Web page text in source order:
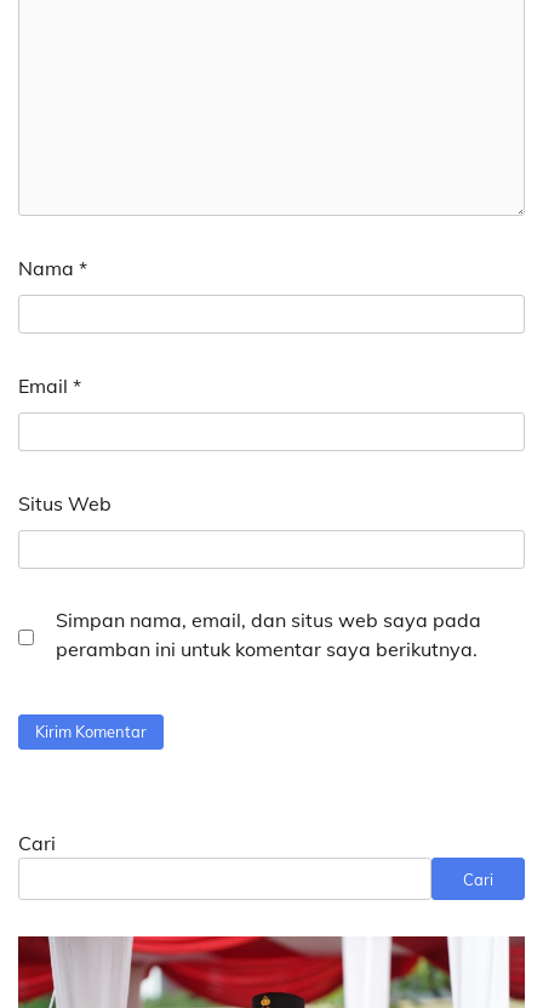
Nama *
Email *
Situs Web
Simpan nama, email, dan situs web saya pada
peramban ini untuk komentar saya berikutnya.
Cari
Cari